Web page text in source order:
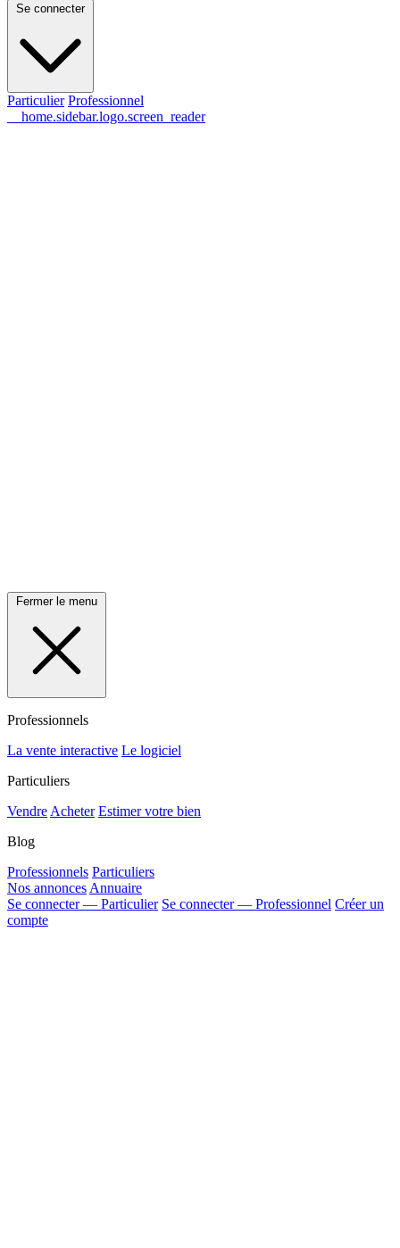
Se connecter
Particulier Professionnel
__home.sidebar.logo.screen_reader
Fermer le menu
Professionnels
La vente interactive Le logiciel
Particuliers
Vendre Acheter Estimer votre bien
Blog
Professionnels Particuliers
Nos annonces Annuaire
Se connecter — Particulier Se connecter — Professionnel Créer un
compte